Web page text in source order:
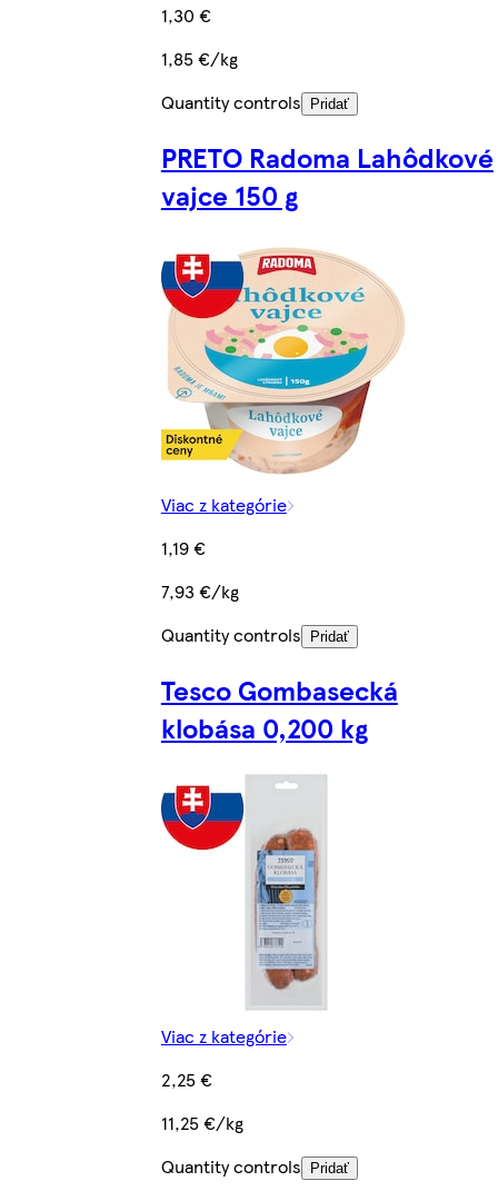
1,30 €
1,85 €/kg
Quantity controls
Pridať
PRETO Radoma Lahôdkové
vajce 150 g
Viac z kategórie
1,19 €
7,93 €/kg
Quantity controls
Pridať
Tesco Gombasecká
klobása 0,200 kg
Viac z kategórie
2,25 €
11,25 €/kg
Quantity controls
Pridať